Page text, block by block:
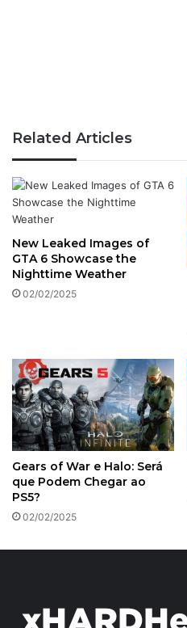
Related Articles
New Leaked Images of
GTA 6 Showcase the
Nighttime Weather
02/02/2025
Gears of War e Halo: Será
que Podem Chegar ao
PS5?
02/02/2025